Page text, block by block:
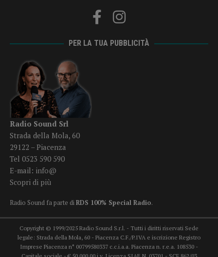
PER LA TUA PUBBLICITÀ
Radio Sound Srl
Strada della Mola, 60
29122 – Piacenza
Tel 0523 590 590
E-mail: info@
Scopri di più
Radio Sound fa parte diRDS 100% Special Radio.
Copyright © 1999/2025 Radio Sound S.r.l. - Tutti i diritti riservati Sede
legale: Strada della Mola, 60 - Piacenza C.F./P.IVA e iscrizione Registro
Imprese Piacenza n° 00799580337 c.c.i.a.a. Piacenza n. r.e.a. 108530 -